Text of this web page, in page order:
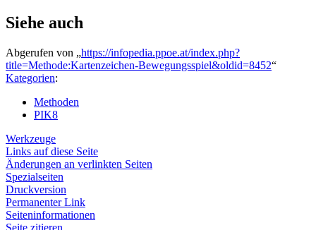
Siehe auch
Abgerufen von „https://infopedia.ppoe.at/index.php?
title=Methode:Kartenzeichen-Bewegungsspiel&oldid=8452“
Kategorien:
Methoden
PIK8
Werkzeuge
Links auf diese Seite
Änderungen an verlinkten Seiten
Spezialseiten
Druckversion
Permanenter Link
Seiten­­informationen